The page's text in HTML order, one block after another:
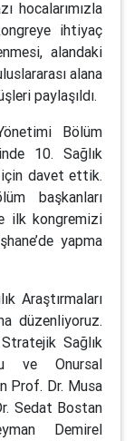
hocalarımızla
ihtiyaç
alandaki
alana
paylaşıldı.
Bölüm
10. Sağlık
için davet ettik.
başkanları
ilk kongremizi
yapma
Araştırmaları
düzenliyoruz.
Sağlık
ve Onursal
Prof. Dr. Musa
Sedat Bostan
Demirel